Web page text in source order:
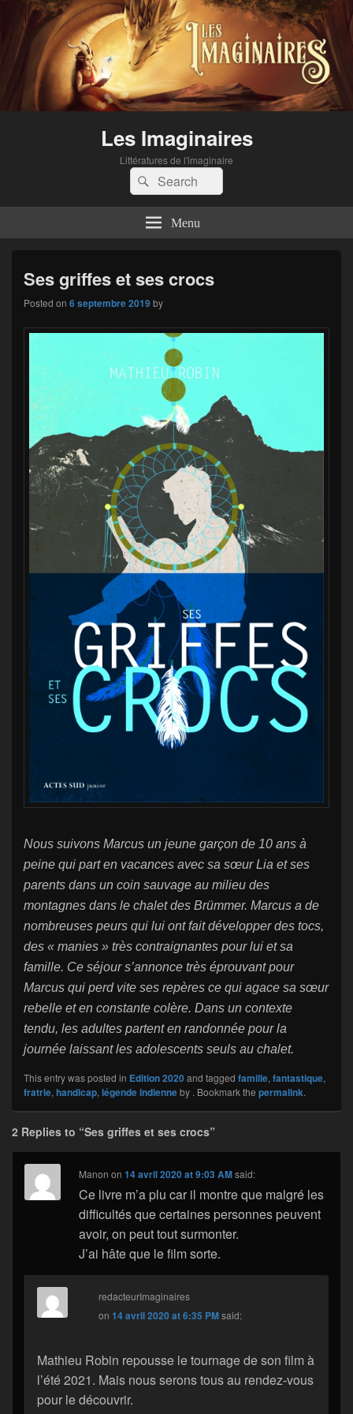
Les Imaginaires
Littératures de l'imaginaire
Search
for:
Search
Menu
Ses griffes et ses crocs
Posted on 6 septembre 2019by
Nous suivons Marcus un jeune garçon de 10 ans à
peine qui part en vacances avec sa sœur Lia et ses
parents dans un coin sauvage au milieu des
montagnes dans le chalet des Brümmer. Marcus a de
nombreuses peurs qui lui ont fait développer des tocs,
des « manies » très contraignantes pour lui et sa
famille. Ce séjour s’annonce très éprouvant pour
Marcus qui perd vite ses repères ce qui agace sa sœur
rebelle et en constante colère. Dans un contexte
tendu, les adultes partent en randonnée pour la
journée laissant les adolescents seuls au chalet.
This entry was posted in Edition 2020and tagged famille, fantastique,
fratrie, handicap, légende indienneby . Bookmark the permalink.
2 Replies to “Ses griffes et ses crocs”
Manon on14 avril 2020 at 9:03 AM said:
Ce livre m’a plu car il montre que malgré les
difficultés que certaines personnes peuvent
avoir, on peut tout surmonter.
J’ai hâte que le film sorte.
redacteurImaginaires
on14 avril 2020 at 6:35 PMsaid:
Mathieu Robin repousse le tournage de son film à
l’été 2021. Mais nous serons tous au rendez-vous
pour le découvrir.